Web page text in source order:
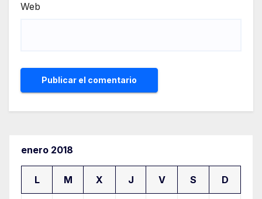
Web
enero 2018
L M X J V S D